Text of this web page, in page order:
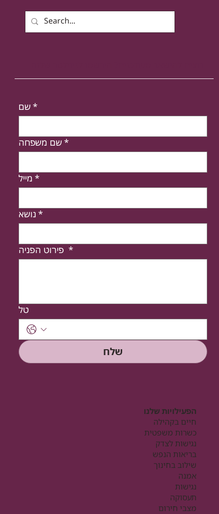
שם *
שם משפחה *
מייל *
נושא *
*
טל
שלח
הפעילויות שלנו
חיים בקהילה
כשרות משפטית
נגישות לצדק
בריאות הנפש
שילוב בחינוך
אמנה
נגישות
תעסוקה
מצבי חירום